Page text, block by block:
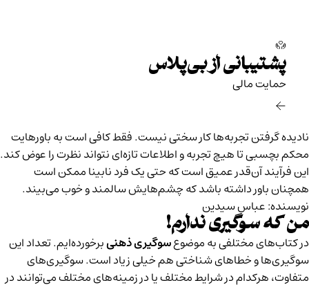
پشتیبانی از بی‌پلاس
حمایت مالی‌
نادیده گرفتن تجربه‌ها کار سختی نیست. فقط کافی است به باورهایت
محکم بچسبی تا هیچ تجربه و اطلاعات تازه‌ای نتواند نظرت را عوض کند.
این فرآیند آن‌قدر عمیق است که حتی یک فرد نابینا ممکن است
همچنان باور داشته باشد که چشم‌هایش سالمند و خوب می‌بیند.
نویسنده: عباس سیدین
من که سوگیری ندارم!
در کتاب‌های مختلفی به موضوعسوگیری‌ ذهنیبرخورده‌ایم. تعداد این
سوگیری‌ها و خطاهای شناختی هم خیلی زیاد است. سوگیری‌های
متفاوت، هرکدام در شرایط مختلف یا در زمینه‌های مختلف می‌توانند در